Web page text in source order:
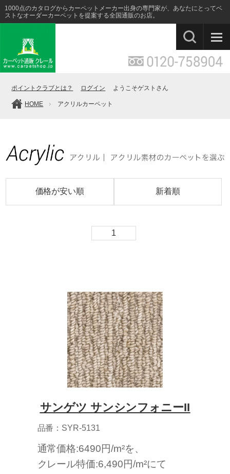
1000点のカタログからカーペットメーカー出身の専門家が、あなたにとってベ
ストなオーダーカーペットを提案する全国通販のお店。
ポイントクラブとは？ ログイン ようこそゲストさん
HOME アクリルカーペット
価格が安い順 新着順
1
サンゲツ サンシンフォニーII
品番：SYR-5131
通常価格:6490円/m²を、
クレール特価:6,490円/m²にて